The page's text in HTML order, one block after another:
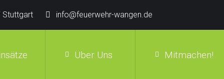
Stuttgart info@feuerwehr-wangen.de
Über Uns Mitmachen!